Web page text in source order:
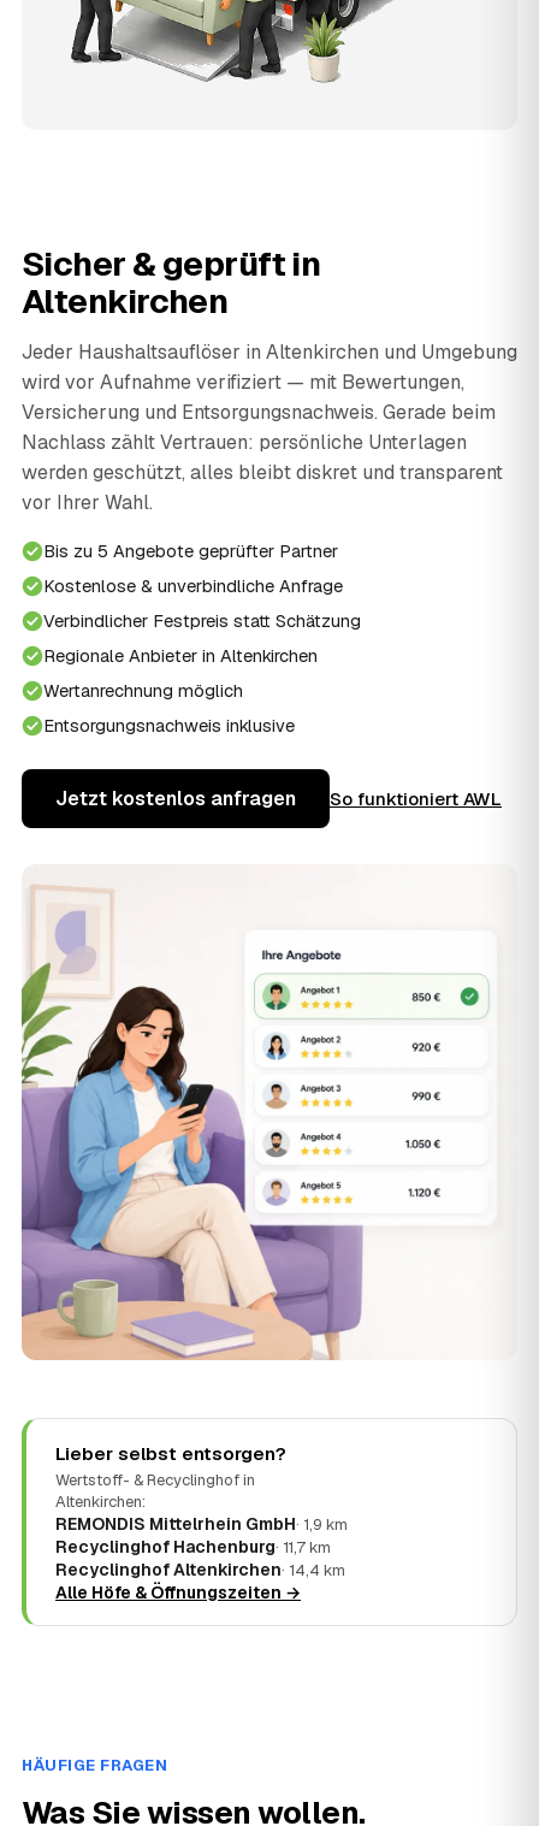
Sicher & geprüft in
Altenkirchen
Jeder Haushaltsauflöser in Altenkirchen und Umgebung
wird vor Aufnahme verifiziert — mit Bewertungen,
Versicherung und Entsorgungsnachweis. Gerade beim
Nachlass zählt Vertrauen: persönliche Unterlagen
werden geschützt, alles bleibt diskret und transparent
vor Ihrer Wahl.
Bis zu 5 Angebote geprüfter Partner
Kostenlose & unverbindliche Anfrage
Verbindlicher Festpreis statt Schätzung
Regionale Anbieter in Altenkirchen
Wertanrechnung möglich
Entsorgungsnachweis inklusive
Jetzt kostenlos anfragen So funktioniert AWL
Lieber selbst entsorgen?
Wertstoff- & Recyclinghof in
Altenkirchen:
REMONDIS Mittelrhein GmbH· 1,9 km
Recyclinghof Hachenburg· 11,7 km
Recyclinghof Altenkirchen· 14,4 km
Alle Höfe & Öffnungszeiten →
HÄUFIGE FRAGEN
Was Sie wissen wollen.